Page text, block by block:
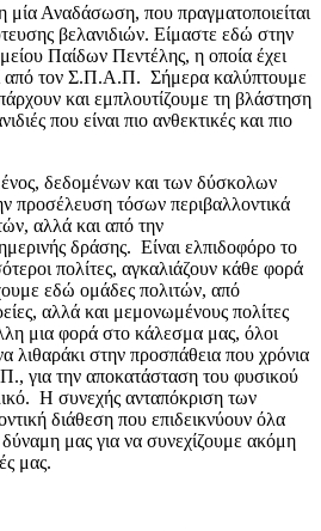
Αναδάσωση, που πραγματοποιείται
βελανιδιών. Είμαστε εδώ στην
Παίδων Πεντέλης, η οποία έχει
από τον Σ.Π.Α.Π. Σήμερα καλύπτουμε
και εμπλουτίζουμε τη βλάστηση
που είναι πιο ανθεκτικές και πιο
δεδομένων και των δύσκολων
προσέλευση τόσων περιβαλλοντικά
αλλά και από την
δράσης. Είναι ελπιδοφόρο το
πολίτες, αγκαλιάζουν κάθε φορά
εδώ ομάδες πολιτών, από
αλλά και μεμονωμένους πολίτες
μια φορά στο κάλεσμα μας, όλοι
λιθαράκι στην προσπάθεια που χρόνια
για την αποκατάσταση του φυσικού
Η συνεχής ανταπόκριση των
διάθεση που επιδεικνύουν όλα
δύναμη μας για να συνεχίζουμε ακόμη
μας.